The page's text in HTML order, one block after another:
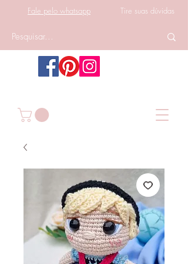
Fale pelo whatsapp Tire suas dúvidas